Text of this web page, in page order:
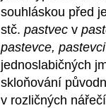
souhláskou před
stč. pastvec v
pastevce,
jednoslabičných
skloňování
v rozličných